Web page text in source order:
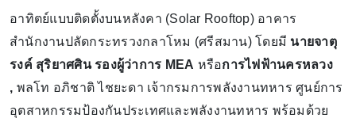
อาทิตย์แบบติดตั้งบนหลังคา (Solar Rooftop) อาคาร
สำนักงานปลัดกระทรวงกลาโหม (ศรีสมาน) โดยมี นายจาตุ
รงค์ สุริยาศศิน รองผู้ว่าการ MEA หรือการไฟฟ้านครหลวง
, พลโท อภิชาติ ไชยะดา เจ้ากรมการพลังงานทหาร ศูนย์การ
อุตสาหกรรมป้องกันประเทศและพลังงานทหาร พร้อมด้วย